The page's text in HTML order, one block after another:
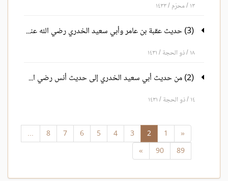
١٣ / محرّم / ١٤٣٣
(3) حديث عقبة بن عامر وأبي سعيد الخدري رضي الله عنهم
١٨ / ذو الحجة / ١٤٣١
(2) من حديث أبي سعيد الخدري إلى حديث أنس رضي الله عنهم
١٤ / ذو الحجة / ١٤٣١
«
1
2
3
4
5
6
7
8
...
89
90
»